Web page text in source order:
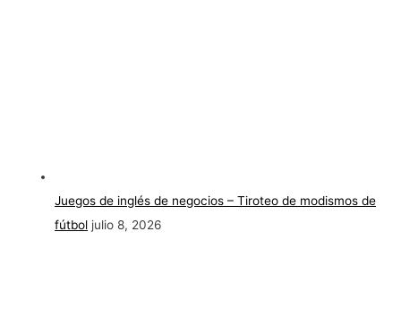
Juegos de inglés de negocios – Tiroteo de modismos de
fútbol julio 8, 2026